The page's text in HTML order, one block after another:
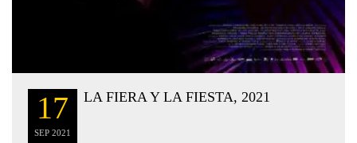
17
SEP 2021
LA FIERA Y LA FIESTA, 2021